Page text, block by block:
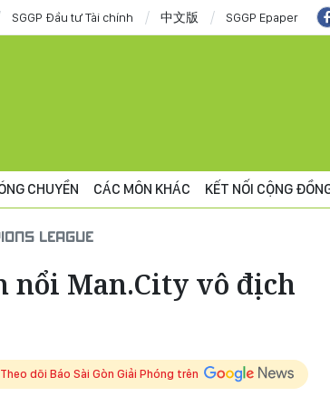
SGGP Đầu tư Tài chính 中文版 SGGP Epaper
CHUYỀN CÁC MÔN KHÁC KẾT NỐI CỘNG
LEAGUE
nổi Man.City vô địch
Theo dõi Báo Sài Gòn Giải Phóng trên